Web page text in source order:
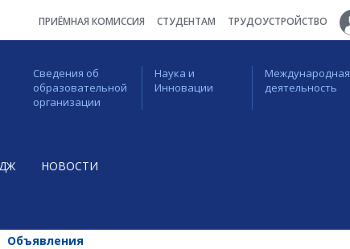
ПРИЁМНАЯ КОМИССИЯ СТУДЕНТАМ ТРУДОУСТРОЙСТВО
Сведения об
образовательной
организации
Наука и
Инновации
Международная
деятельность
НОВОСТИ
Объявления